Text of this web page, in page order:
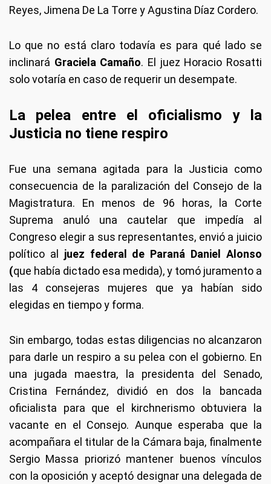
Reyes, Jimena De La Torre y Agustina Díaz Cordero.
Lo que no está claro todavía es para qué lado se
inclinará Graciela Camaño. El juez Horacio Rosatti
solo votaría en caso de requerir un desempate.
La pelea entre el oficialismo y la
Justicia no tiene respiro
Fue una semana agitada para la Justicia como
consecuencia de la paralización del Consejo de la
Magistratura. En menos de 96 horas, la Corte
Suprema anuló una cautelar que impedía al
Congreso elegir a sus representantes, envió a juicio
político al juez federal de Paraná Daniel Alonso
(que había dictado esa medida), y tomó juramento a
las 4 consejeras mujeres que ya habían sido
elegidas en tiempo y forma.
Sin embargo, todas estas diligencias no alcanzaron
para darle un respiro a su pelea con el gobierno. En
una jugada maestra, la presidenta del Senado,
Cristina Fernández, dividió en dos la bancada
oficialista para que el kirchnerismo obtuviera la
vacante en el Consejo. Aunque esperaba que la
acompañara el titular de la Cámara baja, finalmente
Sergio Massa priorizó mantener buenos vínculos
con la oposición y aceptó designar una delegada de